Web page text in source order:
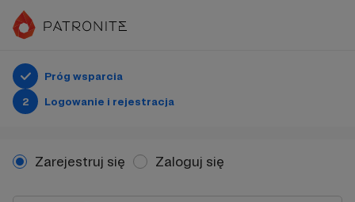
Próg wsparcia
2
Logowanie i rejestracja
Zarejestruj się Zaloguj się